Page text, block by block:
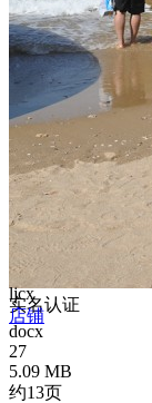
ljcx
实名认证
店铺
docx
27
5.09 MB
约13页